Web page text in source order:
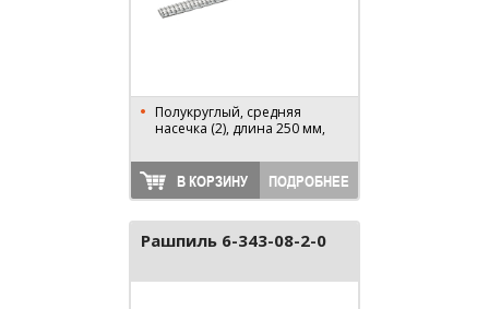
Полукруглый, средняя
насечка (2), длина 250 мм,
В КОРЗИНУ ПОДРОБНЕЕ
Рашпиль 6-343-08-2-0